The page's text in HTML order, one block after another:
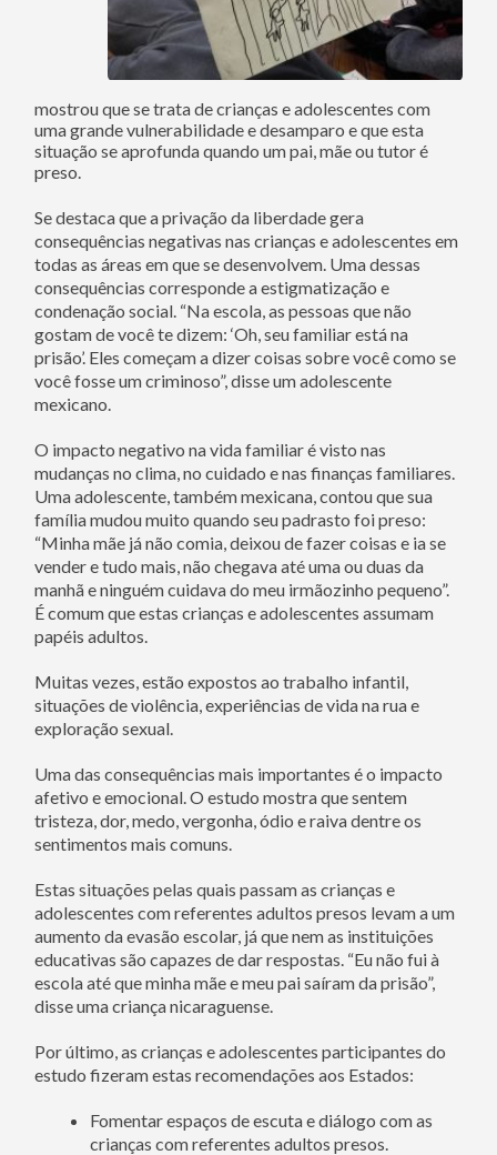
mostrou que se trata de crianças e adolescentes com
uma grande vulnerabilidade e desamparo e que esta
situação se aprofunda quando um pai, mãe ou tutor é
preso.
Se destaca que a privação da liberdade gera
consequências negativas nas crianças e adolescentes em
todas as áreas em que se desenvolvem. Uma dessas
consequências corresponde a estigmatização e
condenação social. “Na escola, as pessoas que não
gostam de você te dizem: ‘Oh, seu familiar está na
prisão’. Eles começam a dizer coisas sobre você como se
você fosse um criminoso”, disse um adolescente
mexicano.
O impacto negativo na vida familiar é visto nas
mudanças no clima, no cuidado e nas finanças familiares.
Uma adolescente, também mexicana, contou que sua
família mudou muito quando seu padrasto foi preso:
“Minha mãe já não comia, deixou de fazer coisas e ia se
vender e tudo mais, não chegava até uma ou duas da
manhã e ninguém cuidava do meu irmãozinho pequeno”.
É comum que estas crianças e adolescentes assumam
papéis adultos.
Muitas vezes, estão expostos ao trabalho infantil,
situações de violência, experiências de vida na rua e
exploração sexual.
Uma das consequências mais importantes é o impacto
afetivo e emocional. O estudo mostra que sentem
tristeza, dor, medo, vergonha, ódio e raiva dentre os
sentimentos mais comuns.
Estas situações pelas quais passam as crianças e
adolescentes com referentes adultos presos levam a um
aumento da evasão escolar, já que nem as instituições
educativas são capazes de dar respostas. “Eu não fui à
escola até que minha mãe e meu pai saíram da prisão”,
disse uma criança nicaraguense.
Por último, as crianças e adolescentes participantes do
estudo fizeram estas recomendações aos Estados:
Fomentar espaços de escuta e diálogo com as
crianças com referentes adultos presos.